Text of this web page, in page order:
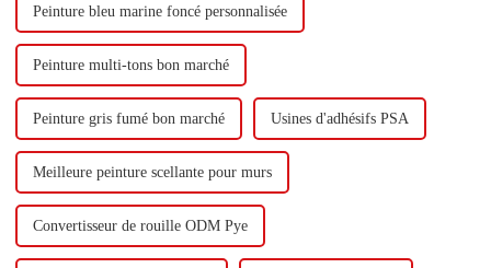
Peinture bleu marine foncé personnalisée
Peinture multi-tons bon marché
Peinture gris fumé bon marché Usines d'adhésifs PSA
Meilleure peinture scellante pour murs
Convertisseur de rouille ODM Pye